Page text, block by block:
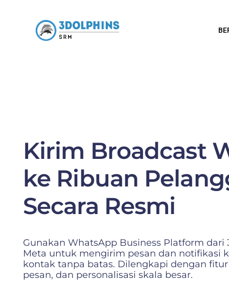
Kirim Broadcast
ke Ribuan
Secara Resmi
Gunakan WhatsApp Business Platform dari
Meta untuk mengirim pesan dan notifikasi
kontak tanpa batas. Dilengkapi dengan
pesan, dan personalisasi skala besar.